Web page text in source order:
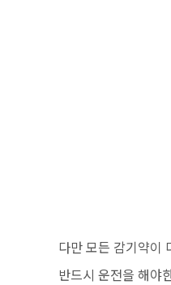
다만 모든 감기약이
반드시 운전을 해야